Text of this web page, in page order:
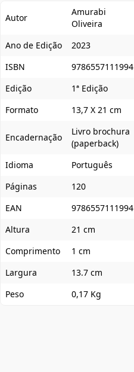
Autor
Amurabi
Oliveira
Ano de Edição
2023
ISBN
9786557111994
Edição
1ª Edição
Formato
13,7 X 21 cm
Encadernação
Livro brochura
(paperback)
Idioma
Português
Páginas
120
EAN
9786557111994
Altura
21 cm
Comprimento
1 cm
Largura
13.7 cm
Peso
0,17 Kg